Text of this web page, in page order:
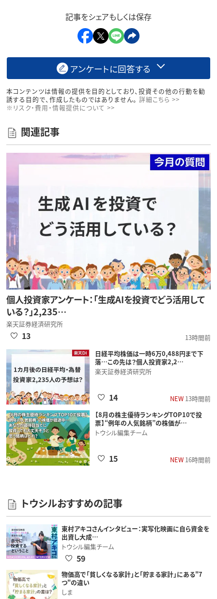
記事をシェアもしくは保存
アンケートに回答する
本コンテンツは情報の提供を目的としており、投資その他の行動を勧
誘する目的で、作成したものではありません。 詳細こちら >>
※リスク・費用・情報提供について >>
関連記事
個人投資家アンケート：「生成AIを投資でどう活用して
いる？」2,235…
楽天証券経済研究所
13時間前
13
日経平均株価は一時6万0,488円まで下
落…この先は？個人投資家2,2…
楽天証券経済研究所
NEW13時間前
14
【8月の株主優待ランキングTOP10で投
票】“例年の人気銘柄”の株価が…
トウシル編集チーム
NEW16時間前
15
トウシルおすすめの記事
東村アキコさんインタビュー：実写化映画に自ら資金を
出資し大成…
トウシル編集チーム
59
物価高で「貧しくなる家計」と「貯まる家計」にある"7
つ"の違い
しま